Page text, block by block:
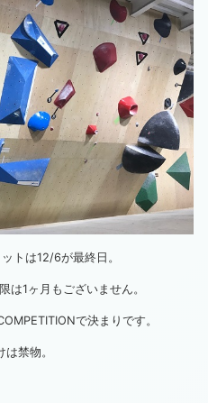
トは12/6が最終日。
は1ヶ月もございません。
で決まりです。
禁物。